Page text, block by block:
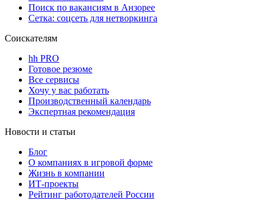
Поиск по вакансиям в Анзорее
Сетка: соцсеть для нетворкинга
Соискателям
hh PRO
Готовое резюме
Все сервисы
Хочу у вас работать
Производственный календарь
Экспертная рекомендация
Новости и статьи
Блог
О компаниях в игровой форме
Жизнь в компании
ИТ-проекты
Рейтинг работодателей России